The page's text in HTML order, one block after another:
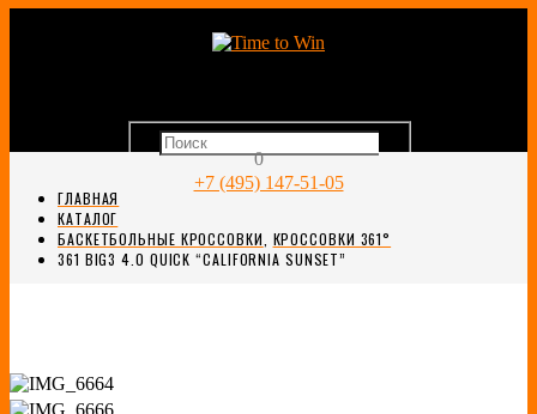
0
+7 (495) 147-51-05
ГЛАВНАЯ
КАТАЛОГ
БАСКЕТБОЛЬНЫЕ КРОССОВКИ КРОССОВКИ 361°
361 BIG3 4.0 QUICK “CALIFORNIA SUNSET”